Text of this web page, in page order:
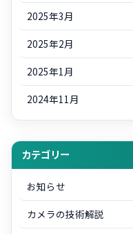
2025年3月
2025年2月
2025年1月
2024年11月
カテゴリー
お知らせ
カメラの技術解説